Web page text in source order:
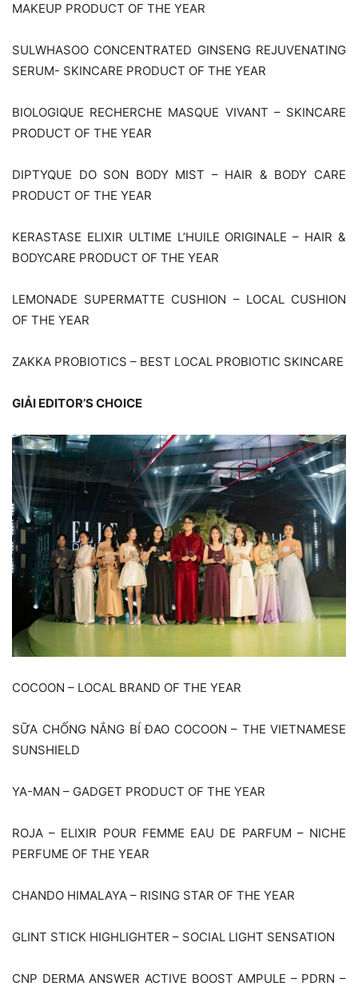
MAKEUP PRODUCT OF THE YEAR
SULWHASOO CONCENTRATED GINSENG REJUVENATING
SERUM- SKINCARE PRODUCT OF THE YEAR
BIOLOGIQUE RECHERCHE MASQUE VIVANT – SKINCARE
PRODUCT OF THE YEAR
DIPTYQUE DO SON BODY MIST – HAIR & BODY CARE
PRODUCT OF THE YEAR
KERASTASE ELIXIR ULTIME L’HUILE ORIGINALE – HAIR &
BODYCARE PRODUCT OF THE YEAR
LEMONADE SUPERMATTE CUSHION – LOCAL CUSHION
OF THE YEAR
ZAKKA PROBIOTICS – BEST LOCAL PROBIOTIC SKINCARE
GIẢI EDITOR’S CHOICE
COCOON – LOCAL BRAND OF THE YEAR
SỮA CHỐNG NẮNG BÍ ĐAO COCOON – THE VIETNAMESE
SUNSHIELD
YA-MAN – GADGET PRODUCT OF THE YEAR
ROJA – ELIXIR POUR FEMME EAU DE PARFUM – NICHE
PERFUME OF THE YEAR
CHANDO HIMALAYA – RISING STAR OF THE YEAR
GLINT STICK HIGHLIGHTER – SOCIAL LIGHT SENSATION
CNP DERMA ANSWER ACTIVE BOOST AMPULE – PDRN –